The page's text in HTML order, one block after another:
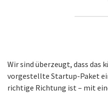
Wir sind überzeugt, dass das
vorgestellte Startup-Paket
richtige Richtung ist – mit